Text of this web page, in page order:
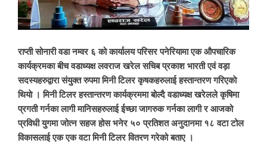
राप्ती सोनारी वडा नम्वर ६ को कार्यालय परिसर पनेरियामा एक औपचारिक
कार्यक्रमका बीच वडाध्यक्ष लवराज खरेल सचिब प्रकाश भारती एवं वड़ा
सदस्यहरुद्वारा संयुक्त रुपमा मिनी टिलर कृषकहरुलाई हस्तान्तरण गरिएकाे
थियाे । मिनी टिलर हस्तान्तरण कार्यक्रममा बोल्दै वडाध्यक्ष खरेलले कृषिमा
प्रगती गर्नका लागी मानिसहरुलाई ईच्छा जागरुक गर्नका लागी र आजको
प्रविधी युगमा जोत्न सहज होस भनेर ५० प्रतिशत अनुदानमा १८ वटा टोल
विकासलाई एक एक वटा मिनी टिलर वितरण गरेको बताए ।